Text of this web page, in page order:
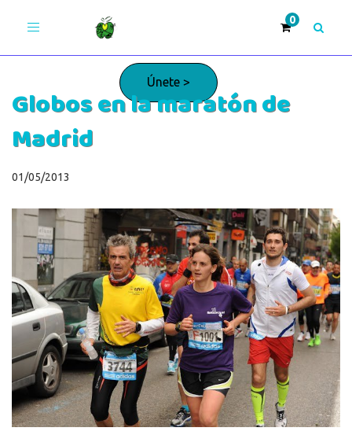
Toggle
Únete >
Globos en la maratón de
Madrid
01/05/2013